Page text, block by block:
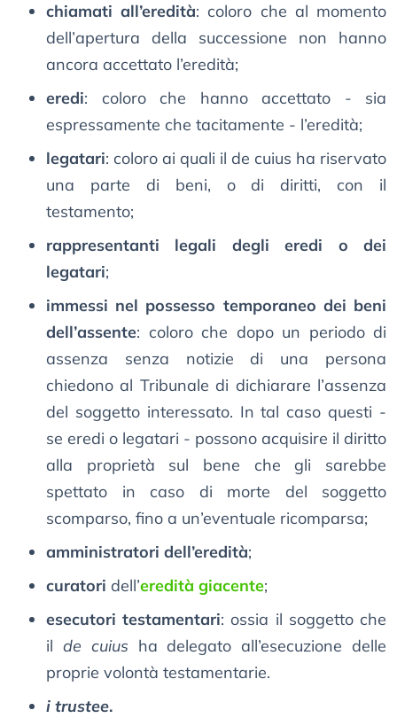
chiamati all’eredità: coloro che al momento
dell’apertura della successione non hanno
ancora accettato l’eredità;
eredi: coloro che hanno accettato - sia
espressamente che tacitamente - l’eredità;
legatari: coloro ai quali il de cuius ha riservato
una parte di beni, o di diritti, con il
testamento;
rappresentanti legali degli eredi o dei
legatari;
immessi nel possesso temporaneo dei beni
dell’assente: coloro che dopo un periodo di
assenza senza notizie di una persona
chiedono al Tribunale di dichiarare l’assenza
del soggetto interessato. In tal caso questi -
se eredi o legatari - possono acquisire il diritto
alla proprietà sul bene che gli sarebbe
spettato in caso di morte del soggetto
scomparso, fino a un’eventuale ricomparsa;
amministratori dell’eredità;
curatori dell’eredità giacente;
esecutori testamentari: ossia il soggetto che
il de cuius ha delegato all’esecuzione delle
proprie volontà testamentarie.
i trustee.